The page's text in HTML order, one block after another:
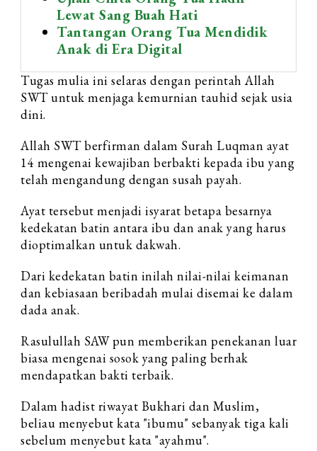
Lewat Sang Buah Hati
Tantangan Orang Tua Mendidik
Anak di Era Digital
Tugas mulia ini selaras dengan perintah Allah
SWT untuk menjaga kemurnian tauhid sejak usia
dini.
Allah SWT berfirman dalam Surah Luqman ayat
14 mengenai kewajiban berbakti kepada ibu yang
telah mengandung dengan susah payah.
Ayat tersebut menjadi isyarat betapa besarnya
kedekatan batin antara ibu dan anak yang harus
dioptimalkan untuk dakwah.
Dari kedekatan batin inilah nilai-nilai keimanan
dan kebiasaan beribadah mulai disemai ke dalam
dada anak.
Rasulullah SAW pun memberikan penekanan luar
biasa mengenai sosok yang paling berhak
mendapatkan bakti terbaik.
Dalam hadist riwayat Bukhari dan Muslim,
beliau menyebut kata "ibumu" sebanyak tiga kali
sebelum menyebut kata "ayahmu".